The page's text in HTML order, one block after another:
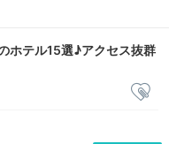
ホテル15選♪アクセス抜群